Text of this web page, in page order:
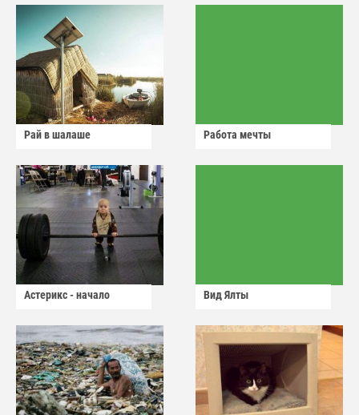
Рай в шалаше Работа мечты
Астерикс - начало Вид Ялты